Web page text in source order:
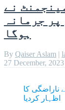
نے
پر جرمانہ
ہوگا
By Qaiser Aslam |
27 December, 2023
ناراضگی کا
اظہار کردیا